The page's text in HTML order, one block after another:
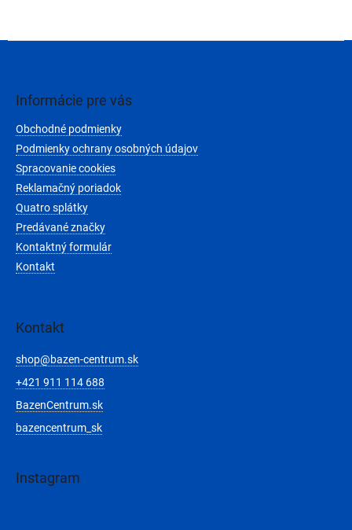
Informácie pre vás
Obchodné podmienky
Podmienky ochrany osobných údajov
Spracovanie cookies
Reklamačný poriadok
Quatro splátky
Predávané značky
Kontaktný formulár
Kontakt
Kontakt
shop@bazen-centrum.sk
+421 911 114 688
BazenCentrum.sk
bazencentrum_sk
Instagram